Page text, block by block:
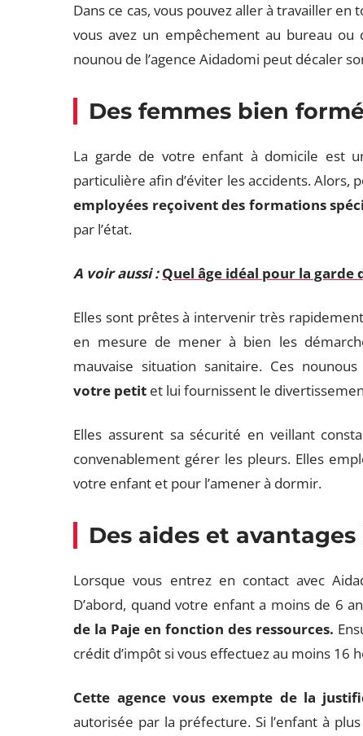
Dans ce cas, vous pouvez aller à travailler
vous avez un empêchement au bureau
nounou de l’agence Aidadomi peut décaler
Des femmes bien
La garde de votre enfant à domicile est
particulière afin d’éviter les accidents.
employées reçoivent des formations
par l’état.
A voir aussi : Quel âge idéal pour la
Elles sont prêtes à intervenir très
en mesure de mener à bien les
mauvaise situation sanitaire. Ces nounous
votre petit et lui fournissent le
Elles assurent sa sécurité en veillant
convenablement gérer les pleurs. Elles
votre enfant et pour l’amener à dormir.
Des aides et
Lorsque vous entrez en contact avec
D’abord, quand votre enfant a moins de 6
de la Paje en fonction des ressources.
crédit d’impôt si vous effectuez au moins 16
Cette agence vous exempte de la
autorisée par la préfecture. Si l’enfant à